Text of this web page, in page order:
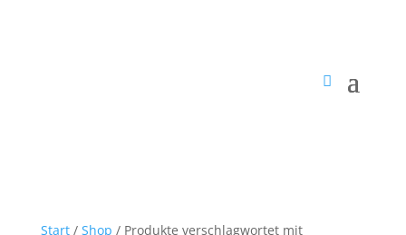
Start/ Shop / Produkte verschlagwortet mit